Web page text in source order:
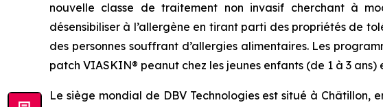
nouvelle classe de traitement non invasif cherchant à
désensibiliser à l’allergène en tirant parti des propriétés de
des personnes souffrant d’allergies alimentaires. Les
patch VIASKIN® peanut chez les jeunes enfants (de 1 à 3
Le siège mondial de DBV Technologies est situé à Châtillon,